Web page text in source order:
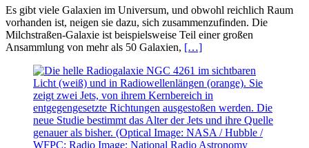
Es gibt viele Galaxien im Universum, und obwohl reichlich Raum
vorhanden ist, neigen sie dazu, sich zusammenzufinden. Die
Milchstraßen-Galaxie ist beispielsweise Teil einer großen
Ansammlung von mehr als 50 Galaxien, […]